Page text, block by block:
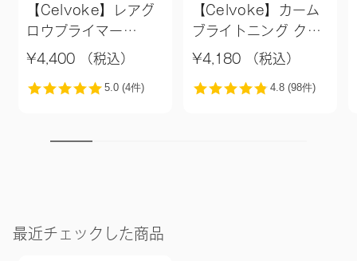
【Celvoke】レアグ
ロウプライマー
［01,02］＜新色追加
¥4,400 （税込）
【Celvoke】カーム
ブライトニング クレ
ンジングオイル
¥4,180 （税込）
最近チェックした商品